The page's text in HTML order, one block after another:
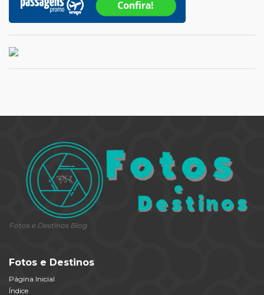
Fotos e Destinos Blog
Fotos e Destinos
Página Inicial
Índice